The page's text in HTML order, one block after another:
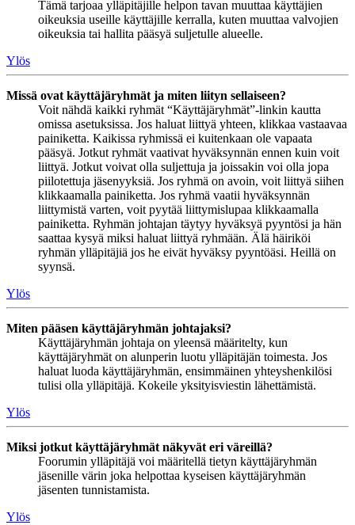
Tämä tarjoaa ylläpitäjille helpon tavan muuttaa käyttäjien
oikeuksia useille käyttäjille kerralla, kuten muuttaa valvojien
oikeuksia tai hallita pääsyä suljetulle alueelle.
Ylös
Missä ovat käyttäjäryhmät ja miten liityn sellaiseen?
Voit nähdä kaikki ryhmät “Käyttäjäryhmät”-linkin kautta
omissa asetuksissa. Jos haluat liittyä yhteen, klikkaa vastaavaa
painiketta. Kaikissa ryhmissä ei kuitenkaan ole vapaata
pääsyä. Jotkut ryhmät vaativat hyväksynnän ennen kuin voit
liittyä. Jotkut voivat olla suljettuja ja joissakin voi olla jopa
piilotettuja jäsenyyksiä. Jos ryhmä on avoin, voit liittyä siihen
klikkaamalla painiketta. Jos ryhmä vaatii hyväksynnän
liittymistä varten, voit pyytää liittymislupaa klikkaamalla
painiketta. Ryhmän johtajan täytyy hyväksyä pyyntösi ja hän
saattaa kysyä miksi haluat liittyä ryhmään. Älä häiriköi
ryhmän ylläpitäjiä jos he eivät hyväksy pyyntöäsi. Heillä on
syynsä.
Ylös
Miten pääsen käyttäjäryhmän johtajaksi?
Käyttäjäryhmän johtaja on yleensä määritelty, kun
käyttäjäryhmät on alunperin luotu ylläpitäjän toimesta. Jos
haluat luoda käyttäjäryhmän, ensimmäinen yhteyshenkilösi
tulisi olla ylläpitäjä. Kokeile yksityisviestin lähettämistä.
Ylös
Miksi jotkut käyttäjäryhmät näkyvät eri väreillä?
Foorumin ylläpitäjä voi määritellä tietyn käyttäjäryhmän
jäsenille värin joka helpottaa kyseisen käyttäjäryhmän
jäsenten tunnistamista.
Ylös